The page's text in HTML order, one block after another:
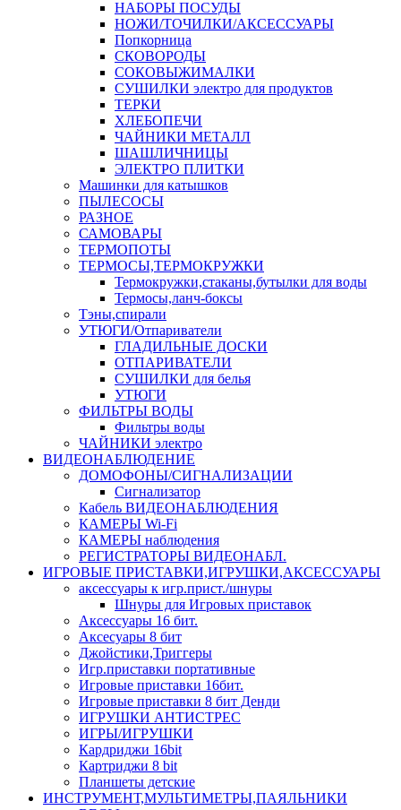
НАБОРЫ ПОСУДЫ
НОЖИ/ТОЧИЛКИ/АКСЕССУАРЫ
Попкорница
СКОВОРОДЫ
СОКОВЫЖИМАЛКИ
СУШИЛКИ электро для продуктов
ТЕРКИ
ХЛЕБОПЕЧИ
ЧАЙНИКИ МЕТАЛЛ
ШАШЛИЧНИЦЫ
ЭЛЕКТРО ПЛИТКИ
Машинки для катышков
ПЫЛЕСОСЫ
РАЗНОЕ
САМОВАРЫ
ТЕРМОПОТЫ
ТЕРМОСЫ,ТЕРМОКРУЖКИ
Термокружки,стаканы,бутылки для воды
Термосы,ланч-боксы
Тэны,спирали
УТЮГИ/Отпариватели
ГЛАДИЛЬНЫЕ ДОСКИ
ОТПАРИВАТЕЛИ
СУШИЛКИ для белья
УТЮГИ
ФИЛЬТРЫ ВОДЫ
Фильтры воды
ЧАЙНИКИ электро
ВИДЕОНАБЛЮДЕНИЕ
ДОМОФОНЫ/СИГНАЛИЗАЦИИ
Сигнализатор
Кабель ВИДЕОНАБЛЮДЕНИЯ
КАМЕРЫ Wi-Fi
КАМЕРЫ наблюдения
РЕГИСТРАТОРЫ ВИДЕОНАБЛ.
ИГРОВЫЕ ПРИСТАВКИ,ИГРУШКИ,АКСЕССУАРЫ
аксесcуары к игр.прист./шнуры
Шнуры для Игровых приставок
Аксессуары 16 бит.
Аксесуары 8 бит
Джойстики,Триггеры
Игр.приставки портативные
Игровые приставки 16бит.
Игровые приставки 8 бит Денди
ИГРУШКИ АНТИСТРЕС
ИГРЫ/ИГРУШКИ
Кардриджи 16bit
Картриджи 8 bit
Планшеты детские
ИНСТРУМЕНТ,МУЛЬТИМЕТРЫ,ПАЯЛЬНИКИ